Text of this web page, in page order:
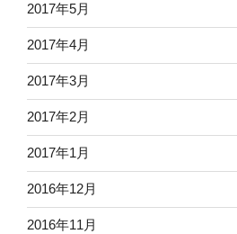
2017年5月
2017年4月
2017年3月
2017年2月
2017年1月
2016年12月
2016年11月